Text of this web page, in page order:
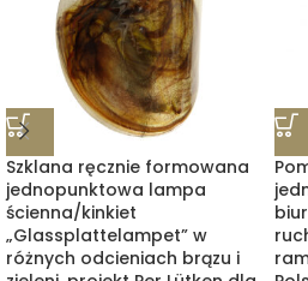
Szklana ręcznie formowana
jednopunktowa lampa
ścienna/kinkiet
„Glassplattelampet” w
różnych odcieniach brązu i